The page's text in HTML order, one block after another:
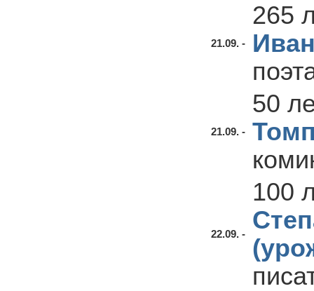
21.09. -
265
21.09. -
50
22.09. -
100